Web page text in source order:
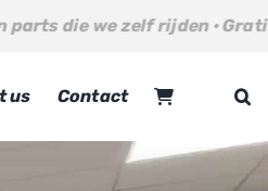
·
us Contact